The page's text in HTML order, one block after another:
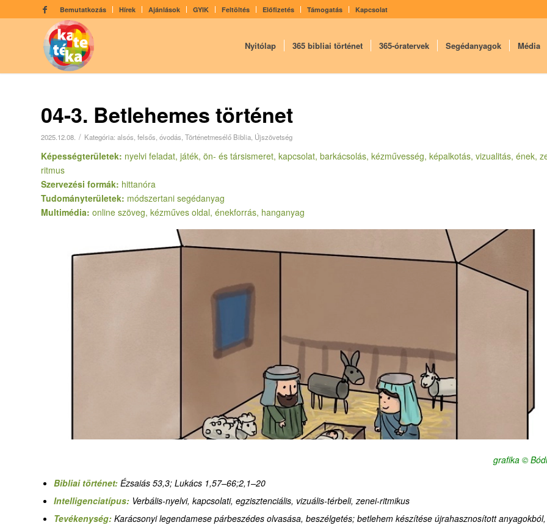
Bemutatkozás Hírek Ajánlások GYIK Feltöltés Előfizetés Támogatás Kapcsolat
Nyitólap 365 bibliai történet 365-óratervek Segédanyagok Média
04-3. Betlehemes történet
2025.12.08. / Kategória: alsós felsős óvodás Történetmesélő Biblia Újszövetség
Képességterületek: nyelvi feladat, játék, ön- és társismeret, kapcsolat, barkácsolás, kézművesség, képalkotás, vizualitás, ének,
ritmus
Szervezési formák: hittanóra
Tudományterületek: módszertani segédanyag
Multimédia: online szöveg, kézműves oldal, énekforrás, hanganyag
grafika ©
Bibliai történet: Ézsaiás 53,3; Lukács 1,57–66;2,1–20
Intelligenciatípus: Verbális-nyelvi, kapcsolati, egzisztenciális, vizuális-térbeli, zenei-ritmikus
Tevékenység: Karácsonyi legendamese párbeszédes olvasása, beszélgetés; betlehem készítése újrahasznosított anyagokból,